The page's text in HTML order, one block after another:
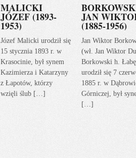
MALICKI
JÓZEF (1893-
1953)
Józef Malicki urodził się
15 stycznia 1893 r. w
Krasocinie, był synem
Kazimierza i Katarzyny
z Łapotów, którzy
wzięli ślub […]
JAN
(1885-1956)
Jan Wiktor
(wł. Jan Wiktor
Borkowski h.
urodził się 7
1885 r. w
Górniczej, był
[…]